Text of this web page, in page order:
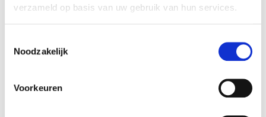
verzameld op basis van uw gebruik van hun services.
Noodzakelijk
Voorkeuren